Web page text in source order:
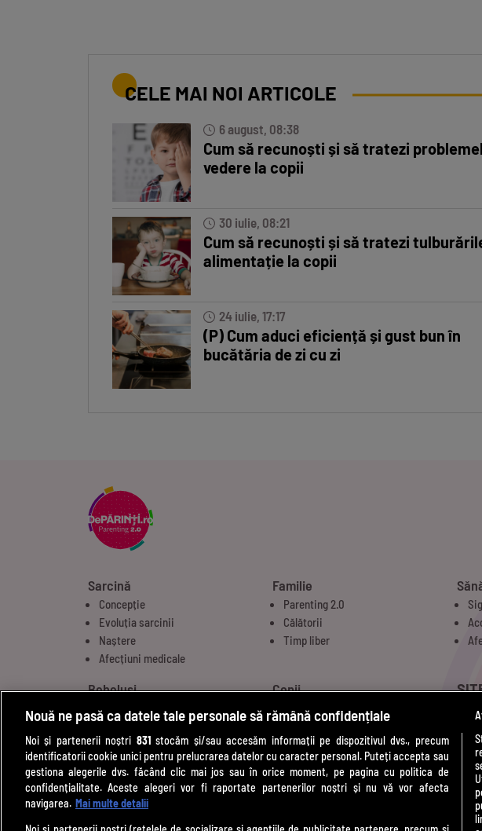
CELE MAI NOI ARTICOLE
6 august, 08:38
Cum să recunoști și să tratezi
vedere la copii
30 iulie, 08:21
Cum să recunoști și să tratezi
alimentație la copii
24 iulie, 17:17
(P) Cum aduci eficiență și gust bun în
bucătăria de zi cu zi
Sarcină
Concepție
Evoluția sarcinii
Naștere
Afecțiuni medicale
Familie
Parenting 2.0
Călătorii
Timp liber
Bebeluși
Etape de dezvoltare
Alăptare
Îngrijire
Diversificare
Somn bebeluși
Copii
Alimentație
Comportament
Educație
Noutăți
Nouă ne pasă ca datele tale personale să rămână confidențiale
Noi și partenerii noștri 831stocăm și/sau accesăm informații pe dispozitivul dvs., precum
identificatorii cookie unici pentru prelucrarea datelor cu caracter personal. Puteți accepta sau
gestiona alegerile dvs. făcând clic mai jos sau în orice moment, pe pagina cu politica de
confidențialitate. Aceste alegeri vor fi raportate partenerilor noștri și nu vă vor afecta
navigarea. Mai multe detalii